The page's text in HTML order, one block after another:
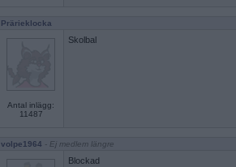
Prärieklocka
Antal inlägg:
11487
Skolbal
volpe1964 - Ej medlem längre
Blockad